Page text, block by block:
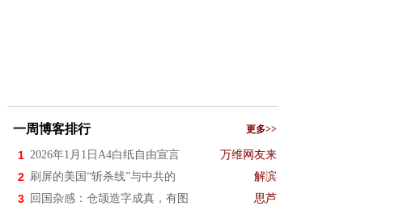
一周博客排行 更多>>
1 2026年1月1日A4白纸自由宣言 万维网友来
2 刷屏的美国“斩杀线”与中共的 解滨
3 回国杂感：仓颉造字成真，有图 思芦